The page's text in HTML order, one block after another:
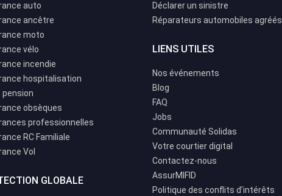
auto
ancêtre
moto
vélo
incendie
hospitalisation
pension
obsèques
professionnelles
RC Familiale
Vol
GLOBALE
Déclarer un sinistre
Réparateurs automobiles agréés
LIENS UTILES
Nos événements
Blog
FAQ
Jobs
Communauté Solidas
Votre courtier digital
Contactez-nous
AssurMIFID
Politique des conflits d’intérêts